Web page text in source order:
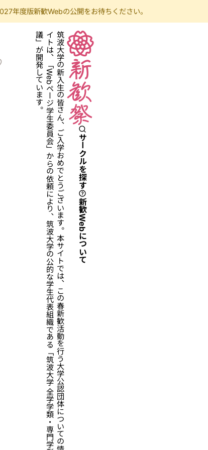
年度版新歓Webの公開をお待ちください。
サークルを探す
新歓Webについて
筑
波
大
学
の
新
入
生
の
皆
さ
ん
、
ご
入
学
お
め
で
と
う
ご
ざ
い
ま
す
。
本
サ
イ
ト
で
は
、
こ
の
春
新
歓
活
動
を
行
う
大
学
公
認
団
体
に
つ
い
て
の
情
報
を
提
供
し
て
い
ま
す
。
本
サ
イ
ト
は
、
「
W
e
b
ペ
ー
ジ
学
生
委
員
会
」
か
ら
の
依
頼
に
よ
り
、
筑
波
大
学
の
公
的
な
学
生
代
表
組
織
で
あ
る
「
筑
波
大
学
全
学
学
類
・
専
門
学
群
・
総
合
学
域
群
代
表
者
会
議
」
が
開
発
し
て
い
ま
す
。